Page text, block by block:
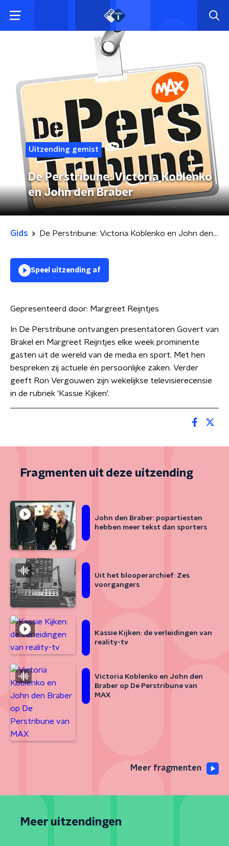
Uitzending gemist
De Perstribune: Victoria Koblenko
en John den Braber
Gids De Perstribune: Victoria Koblenko en John den Braber
Speel uitzending af
Gepresenteerd door: Margreet Reijntjes
In De Perstribune ontvangen presentatoren Govert van
Brakel en Margreet Reijntjes elke week prominente
gasten uit de wereld van de media en sport. Met hen
bespreken zij actuele én persoonlijke zaken. Verder
geeft Ron Vergouwen zijn wekelijkse televisierecensie
in de rubriek 'Kassie Kijken'.
Fragmenten uit deze uitzending
John den Braber: popartiesten
hebben meer tekst dan sporters
Uit het blooperarchief: Zes
voorgangers
Kassie Kijken: de verleidingen van
reality-tv
Victoria Koblenko en John den
Braber op De Perstribune van
MAX
Meer fragmenten
Meer uitzendingen